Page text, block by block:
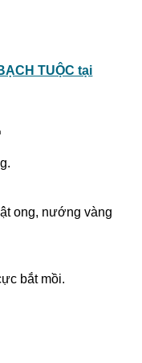
TUỘC tại
ong, nướng vàng
bắt mồi.